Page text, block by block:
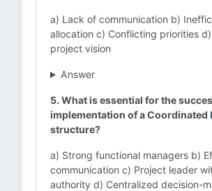
a) Lack of communication b)
allocation c) Conflicting priorities
project vision
Answer
5. What is essential for the
implementation of a Coordinated
structure?
a) Strong functional managers b)
communication c) Project leader
authority d) Centralized decision-